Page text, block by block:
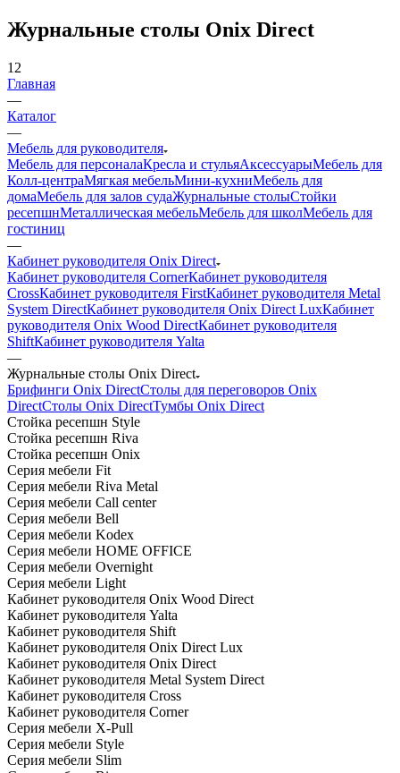
Журнальные столы Onix Direct
12
Главная
—
Каталог
—
Мебель для руководителя
Мебель для персоналаКресла и стульяАксессуарыМебель для
Колл-центраМягкая мебельМини-кухниМебель для
домаМебель для залов судаЖурнальные столыСтойки
ресепшнМеталлическая мебельМебель для школМебель для
гостиниц
—
Кабинет руководителя Onix Direct
Кабинет руководителя CornerКабинет руководителя
CrossКабинет руководителя FirstКабинет руководителя Metal
System DirectКабинет руководителя Onix Direct LuxКабинет
руководителя Onix Wood DirectКабинет руководителя
ShiftКабинет руководителя Yalta
—
Журнальные столы Onix Direct
Брифинги Onix DirectСтолы для переговоров Onix
DirectСтолы Onix DirectТумбы Onix Direct
Стойка ресепшн Style
Стойка ресепшн Riva
Стойка ресепшн Onix
Серия мебели Fit
Серия мебели Riva Metal
Серия мебели Call center
Серия мебели Bell
Серия мебели Kodex
Серия мебели HOME OFFICE
Серия мебели Overnight
Серия мебели Light
Кабинет руководителя Onix Wood Direct
Кабинет руководителя Yalta
Кабинет руководителя Shift
Кабинет руководителя Onix Direct Lux
Кабинет руководителя Onix Direct
Кабинет руководителя Metal System Direct
Кабинет руководителя Cross
Кабинет руководителя Corner
Серия мебели X-Pull
Серия мебели Style
Серия мебели Slim